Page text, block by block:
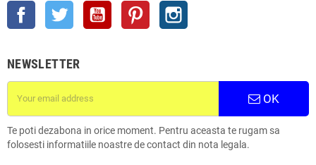
Facebook Twitter YouTube Pinterest
NEWSLETTER
OK
Te poti dezabona in orice moment. Pentru aceasta te rugam sa
folosesti informatiile noastre de contact din nota legala.